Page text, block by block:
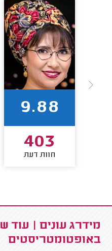
9.88
403
חוות דעת
מידרג עונים | עוד
באופטומטריסטים